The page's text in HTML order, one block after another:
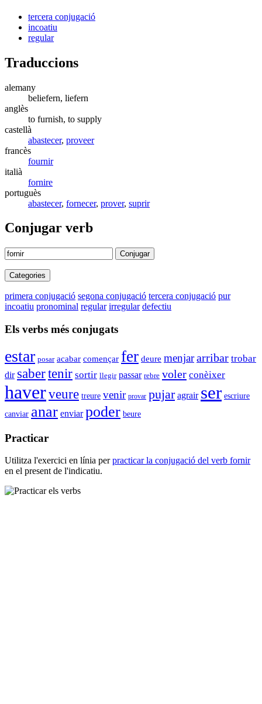
tercera conjugació
incoatiu
regular
Traduccions
alemany
beliefern, liefern
anglès
to furnish, to supply
castellà
abastecer, proveer
francès
fournir
italià
fornire
portuguès
abastecer, fornecer, prover, suprir
Conjugar verb
Conjugar
Categories
primera conjugació segona conjugació tercera conjugació pur
incoatiu pronominal regular irregular defectiu
Els verbs més conjugats
estar posar acabar començar fer deure menjararribar trobar
dir sabertenir sortir llegir passar rebre voler conèixer
haverveure treure venir provar pujar agrair ser escriure
canviar anar enviar poder beure
Practicar
Utilitza l'exercici en línia perpracticar la conjugació del verb fornir
en el present de l'indicatiu.